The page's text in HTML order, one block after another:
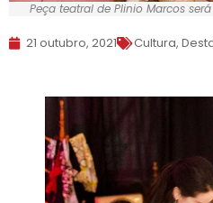
Peça teatral de Plinio Marcos
21 outubro, 2021 Cultura,